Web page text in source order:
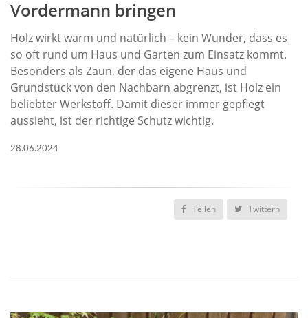
Vordermann bringen
Holz wirkt warm und natürlich – kein Wunder, dass es
so oft rund um Haus und Garten zum Einsatz kommt.
Besonders als Zaun, der das eigene Haus und
Grundstück von den Nachbarn abgrenzt, ist Holz ein
beliebter Werkstoff. Damit dieser immer gepflegt
aussieht, ist der richtige Schutz wichtig.
28.06.2024
Teilen Twittern